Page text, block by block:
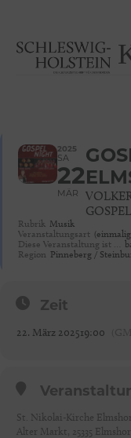
2025
SA
22
MÄR
Rubrik Musik
Veranstaltungsart
Diese Veranstaltung ist …
Region Pinneberg /
Zeit
22. März 202519:00
St. Nikolai-Kirche
Alter Markt, 25335